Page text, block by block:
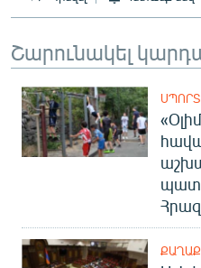
Շարունակել
ՍՊՈՐՏ